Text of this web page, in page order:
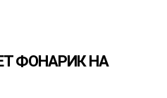
ФОНАРИК НА